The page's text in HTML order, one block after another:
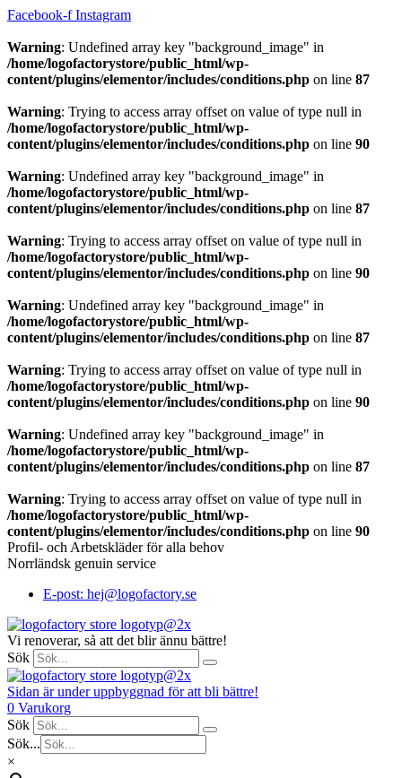
Hoppa
innehåll
Facebook-f Instagram
Warning: Undefined array key "background_image" in
/home/logofactorystore/public_html/wp-
content/plugins/elementor/includes/conditions.php on line 87
Warning: Trying to access array offset on value of type null in
/home/logofactorystore/public_html/wp-
content/plugins/elementor/includes/conditions.php on line 90
Warning: Undefined array key "background_image" in
/home/logofactorystore/public_html/wp-
content/plugins/elementor/includes/conditions.php on line 87
Warning: Trying to access array offset on value of type null in
/home/logofactorystore/public_html/wp-
content/plugins/elementor/includes/conditions.php on line 90
Warning: Undefined array key "background_image" in
/home/logofactorystore/public_html/wp-
content/plugins/elementor/includes/conditions.php on line 87
Warning: Trying to access array offset on value of type null in
/home/logofactorystore/public_html/wp-
content/plugins/elementor/includes/conditions.php on line 90
Warning: Undefined array key "background_image" in
/home/logofactorystore/public_html/wp-
content/plugins/elementor/includes/conditions.php on line 87
Warning: Trying to access array offset on value of type null in
/home/logofactorystore/public_html/wp-
content/plugins/elementor/includes/conditions.php on line 90
Profil- och Arbetskläder för alla behov
Norrländsk genuin service
E-post: hej@logofactory.se
Vi renoverar, så att det blir ännu bättre!
Sök
Sidan är under uppbyggnad för att bli bättre!
0 Varukorg
Sök
Sök...
×